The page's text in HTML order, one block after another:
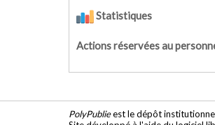
Statistiques
Actions réservées au
PolyPublieest le dépôt